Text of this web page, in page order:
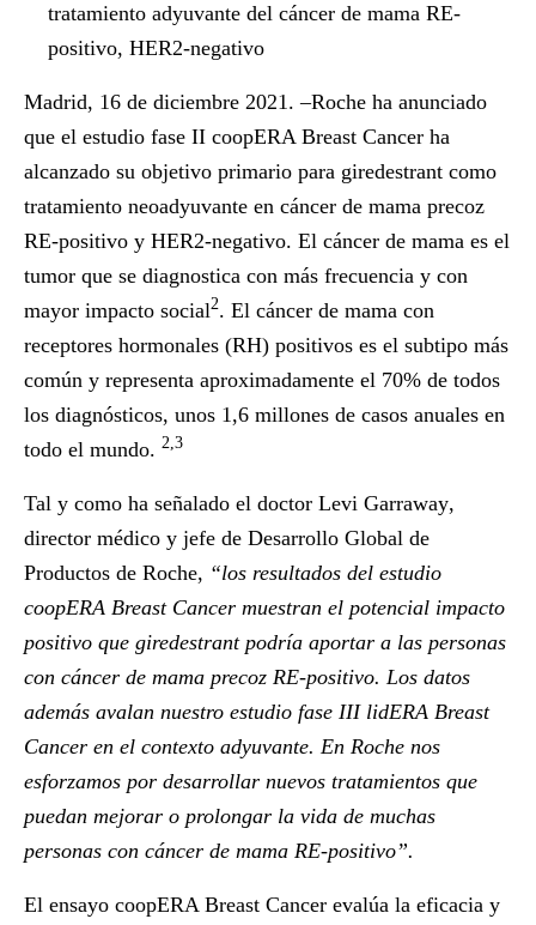
tratamiento adyuvante del cáncer de mama RE-
positivo, HER2-negativo
Madrid, 16 de diciembre 2021. –Roche ha anunciado
que el estudio fase II coopERA Breast Cancer ha
alcanzado su objetivo primario para giredestrant como
tratamiento neoadyuvante en cáncer de mama precoz
RE-positivo y HER2-negativo. El cáncer de mama es el
tumor que se diagnostica con más frecuencia y con
mayor impacto social2. El cáncer de mama con
receptores hormonales (RH) positivos es el subtipo más
común y representa aproximadamente el 70% de todos
los diagnósticos, unos 1,6 millones de casos anuales en
todo el mundo. 2,3
Tal y como ha señalado el doctor Levi Garraway,
director médico y jefe de Desarrollo Global de
Productos de Roche, “los resultados del estudio
coopERA Breast Cancer muestran el potencial impacto
positivo que giredestrant podría aportar a las personas
con cáncer de mama precoz RE-positivo. Los datos
además avalan nuestro estudio fase III lidERA Breast
Cancer en el contexto adyuvante. En Roche nos
esforzamos por desarrollar nuevos tratamientos que
puedan mejorar o prolongar la vida de muchas
personas con cáncer de mama RE-positivo”.
El ensayo coopERA Breast Cancer evalúa la eficacia y